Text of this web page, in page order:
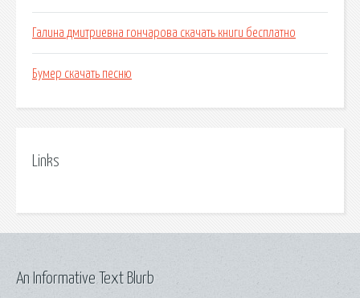
Галина дмитриевна гончарова скачать книги бесплатно
Бумер скачать песню
Links
An Informative Text Blurb